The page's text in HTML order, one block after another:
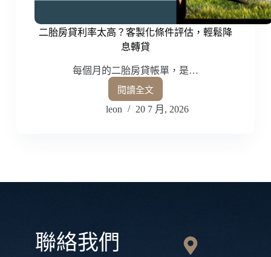
二胎房貸利率太高？客製化條件評估，輕鬆降
息轉貸
每個月的二胎房貸帳單，是…
閱讀全文
leon 20 7 月, 2026
聯絡我們